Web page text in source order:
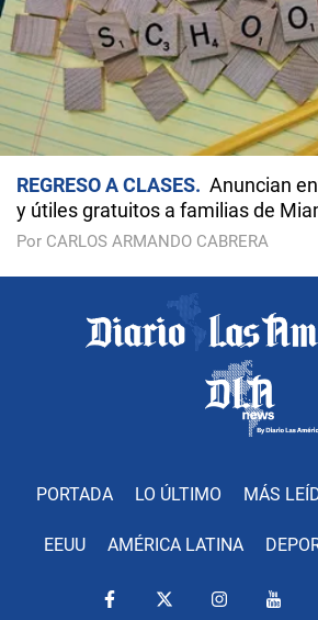
REGRESO A CLASES
Anuncian
y útiles gratuitos a familias de
Por CARLOS ARMANDO CABRERA
PORTADA LO ÚLTIMO MÁS
EEUU AMÉRICA LATINA